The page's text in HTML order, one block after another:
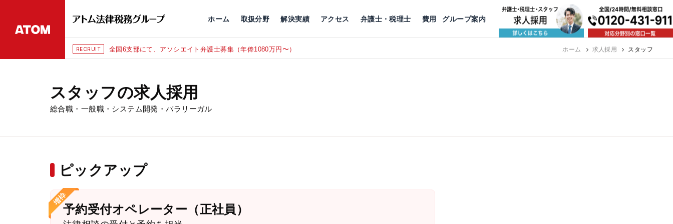
ホーム 取扱分野
公益活動
解決実績 アクセス
京都 神戸 福岡
弁護士・税理士 費用 グループ案内
RECRUIT 全国6支部にて、アソシエイト弁護士募集（年俸1080万円〜） 東京にて、相談予約スタッフ募集（月給38万以上）
スタッフの求人採用
総合職・一般職・システム開発・パラリーガル
ピックアップ
予約受付オペレーター（正社員）
ホーム 求人採用 スタッフ